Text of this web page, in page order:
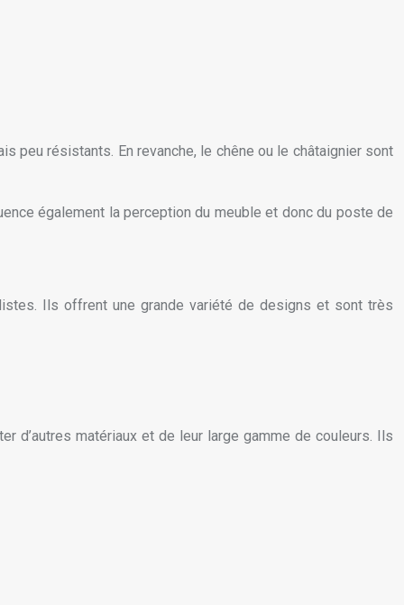
peu résistants. En revanche, le chêne ou le châtaignier sont
également la perception du meuble et donc du poste de
Ils offrent une grande variété de designs et sont très
matériaux et de leur large gamme de couleurs. Ils